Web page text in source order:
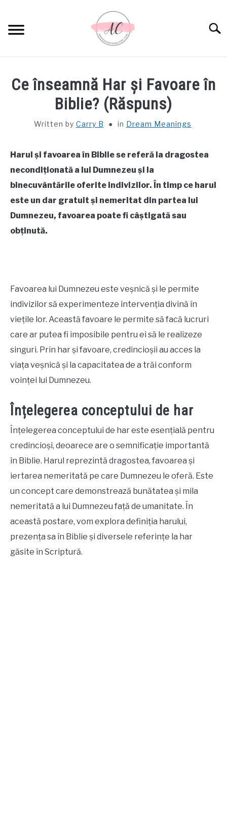
content
SPIRITUAL MEANINGS
DREAM MEANINGS
BIBLICAL MEANINGS
ASTROLOGY
DECOR AND THANKSGIVING IDEAS
Ce înseamnă Har și Favoare în
Biblie? (Răspuns)
Written by Carry B in Dream Meanings
Harul și favoarea în Biblie se referă la dragostea
necondiționată a lui Dumnezeu și la
binecuvântările oferite indivizilor. În timp ce harul
este un dar gratuit și nemeritat din partea lui
Dumnezeu, favoarea poate fi câștigată sau
obținută.
Favoarea lui Dumnezeu este veșnică și le permite
indivizilor să experimenteze intervenția divină în
viețile lor. Această favoare le permite să facă lucruri
care ar putea fi imposibile pentru ei să le realizeze
singuri. Prin har și favoare, credincioșii au acces la
viața veșnică și la capacitatea de a trăi conform
voinței lui Dumnezeu.
Înțelegerea conceptului de har
Înțelegerea conceptului de har este esențială pentru
credincioși, deoarece are o semnificație importantă
în Biblie. Harul reprezintă dragostea, favoarea și
iertarea nemeritată pe care Dumnezeu le oferă. Este
un concept care demonstrează bunătatea și mila
nemeritată a lui Dumnezeu față de umanitate. În
această postare, vom explora definiția harului,
prezența sa în Biblie și diversele referințe la har
găsite în Scriptură.